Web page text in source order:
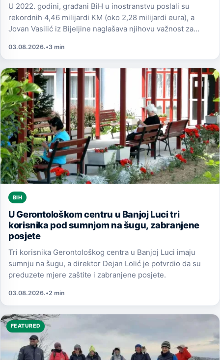
U 2022. godini, građani BiH u inostranstvu poslali su
rekordnih 4,46 milijardi KM (oko 2,28 milijardi eura), a
Jovan Vasilić iz Bijeljine naglašava njihovu važnost za
03.08.2026.•3 min
BIH
U Gerontološkom centru u Banjoj Luci tri
korisnika pod sumnjom na šugu, zabranjene
posjete
Tri korisnika Gerontološkog centra u Banjoj Luci imaju
sumnju na šugu, a direktor Dejan Lolić je potvrdio da su
preduzete mjere zaštite i zabranjene posjete.
03.08.2026.•2 min
FEATURED